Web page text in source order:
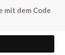
mit dem Code